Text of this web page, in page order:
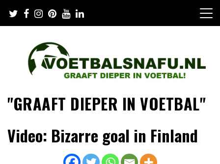
content
"GRAAFT DIEPER IN VOETBAL"
Video: Bizarre goal in Finland